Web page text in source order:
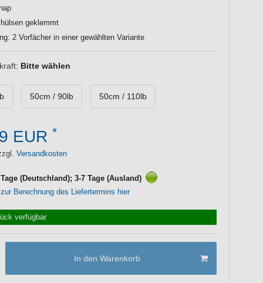
geklemmt
2 Vorfächer in einer gewählten Variante
Bitte wählen
50cm / 90lb 50cm / 110lb
EUR *
Versandkosten
(Deutschland); 3-7 Tage (Ausland)
Berechnung des Liefertermins hier
verfügbar
In den Warenkorb